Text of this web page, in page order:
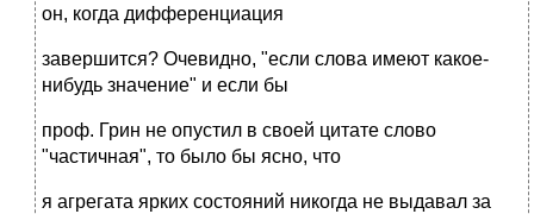
он, когда дифференциация
завершится? Очевидно, "если слова имеют какое-
нибудь значение" и если бы
проф. Грин не опустил в своей цитате слово
"частичная", то было бы ясно, что
я агрегата ярких состояний никогда не выдавал за